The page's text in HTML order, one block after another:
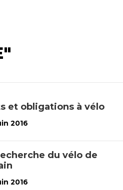
et obligations à vélo
2016
du vélo de
2016